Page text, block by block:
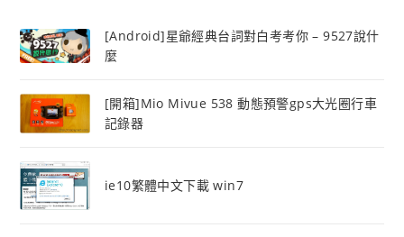
[Android]星爺經典台詞對白考考你 – 9527說什
麼
[開箱]Mio Mivue 538 動態預警gps大光圈行車
記錄器
ie10繁體中文下載 win7